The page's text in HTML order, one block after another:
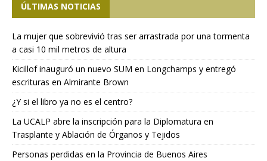
ÚLTIMAS NOTICIAS
La mujer que sobrevivió tras ser arrastrada por una tormenta
a casi 10 mil metros de altura
Kicillof inauguró un nuevo SUM en Longchamps y entregó
escrituras en Almirante Brown
¿Y si el libro ya no es el centro?
La UCALP abre la inscripción para la Diplomatura en
Trasplante y Ablación de Órganos y Tejidos
Personas perdidas en la Provincia de Buenos Aires